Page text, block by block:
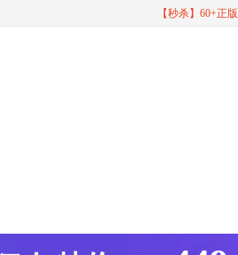
【秒杀】60+正